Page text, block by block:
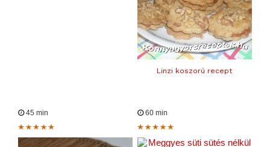
Linzi koszorú recept
45 min 60 min